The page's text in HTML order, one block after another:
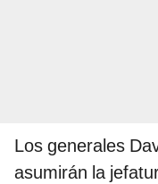
Los generales
asumirán la